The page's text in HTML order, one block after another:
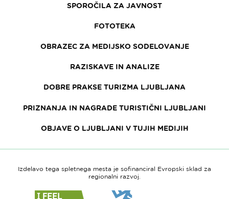
SPOROČILA ZA JAVNOST
FOTOTEKA
OBRAZEC ZA MEDIJSKO SODELOVANJE
RAZISKAVE IN ANALIZE
DOBRE PRAKSE TURIZMA LJUBLJANA
PRIZNANJA IN NAGRADE TURISTIČNI LJUBLJANI
OBJAVE O LJUBLJANI V TUJIH MEDIJIH
Izdelavo tega spletnega mesta je sofinanciral Evropski sklad za
regionalni razvoj.